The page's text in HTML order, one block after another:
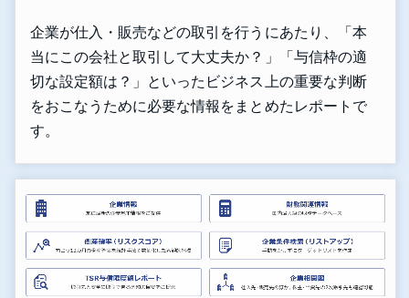
企業が仕入・販売などの取引を行うにあたり、「本
当にこの会社と取引して大丈夫か？」「与信枠の適
切な設定額は？」といったビジネス上の重要な判断
をおこなうために必要な情報をまとめたレポートで
す。